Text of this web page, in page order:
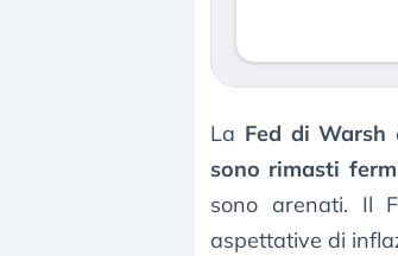
La Fed di Warsh
sono rimasti
sono arenati. Il
aspettative di
3 agosto